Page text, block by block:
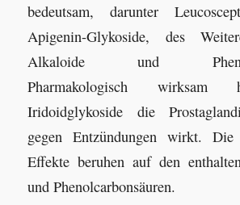
bedeutsam, darunter
Apigenin-Glykoside, des
Alkaloide und
Pharmakologisch wirksam
Iridoidglykoside die
gegen Entzündungen wirkt. Die
Effekte beruhen auf den
und Phenolcarbonsäuren.